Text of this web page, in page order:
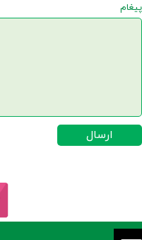
پیغام
ارسال